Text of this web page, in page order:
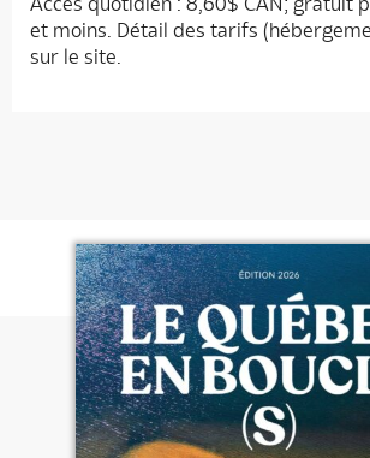
et moins. Détail des tarifs
sur le site.